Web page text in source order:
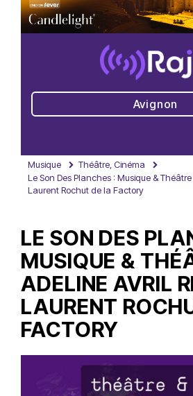
Avignon
Musique
Théâtre, Cinéma
Le Son Des Planches : Musique &
Laurent Rochut de la Factory
LE SON DES
MUSIQUE &
ADELINE AVRIL
LAURENT
FACTORY